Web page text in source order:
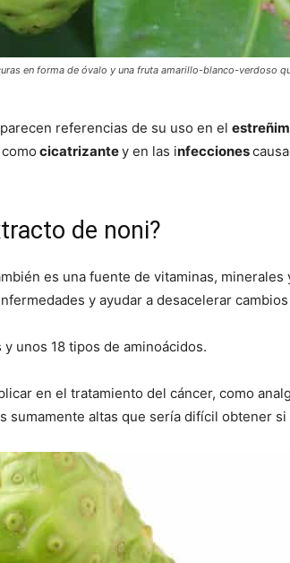
en forma de óvalo y una fruta amarillo-blanco-verdoso
referencias de su uso en el
cicatrizantey en las infecciones
de noni?
es una fuente de vitaminas,
y ayudar a desacelerar
unos 18 tipos de aminoácidos.
en el tratamiento del cáncer, como
altas que sería difícil obtener